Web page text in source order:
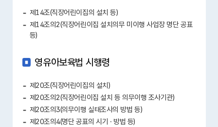
제14조(직장어린이집의 설치 등)
제14조의2(직장어린이집 설치의무 미이행 사업장 명단 공표
등)
영유아보육법 시행령
제20조(직장어린이집의 설치)
제20조의2(직장어린이집 설치 등 의무이행 조사기관)
제20조의3(의무이행 실태조사의 방법 등)
제20조의4(명단 공표의 시기 · 방법 등)